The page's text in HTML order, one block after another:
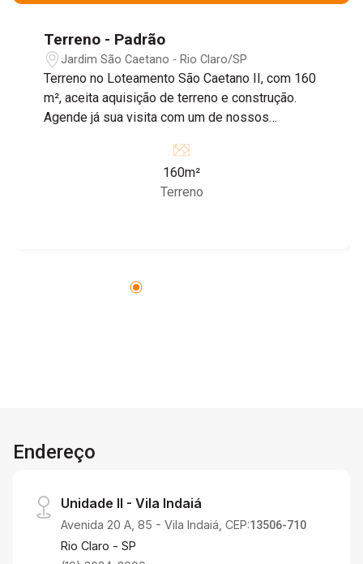
Terreno - Padrão
Jardim São Caetano - Rio Claro/SP
Terreno no Loteamento São Caetano II, com 160
m², aceita aquisição de terreno e construção.
Agende já sua visita com um de nossos
160m²
Terreno
Endereço
Unidade II - Vila Indaiá
Avenida 20 A, 85 - Vila Indaiá, CEP:13506-710
Rio Claro - SP